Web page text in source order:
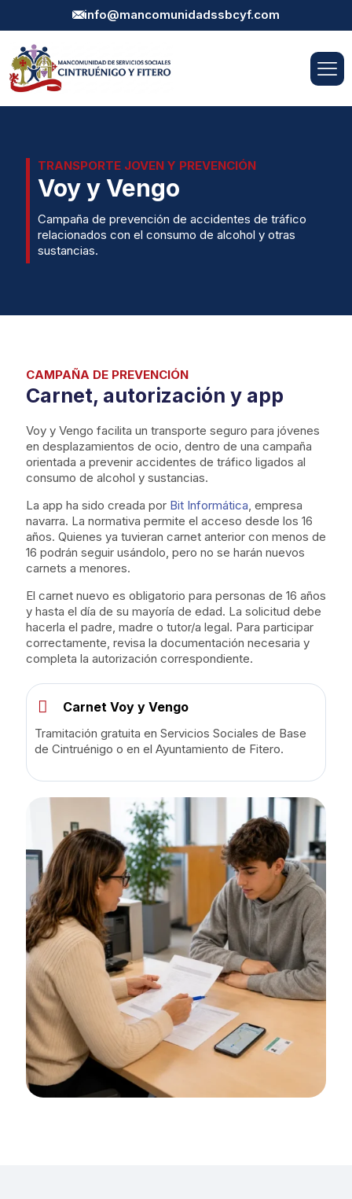
info@mancomunidadssbcyf.com
TRANSPORTE JOVEN Y PREVENCIÓN
Voy y Vengo
Campaña de prevención de accidentes de tráfico
relacionados con el consumo de alcohol y otras
sustancias.
CAMPAÑA DE PREVENCIÓN
Carnet, autorización y app
Voy y Vengo facilita un transporte seguro para jóvenes
en desplazamientos de ocio, dentro de una campaña
orientada a prevenir accidentes de tráfico ligados al
consumo de alcohol y sustancias.
La app ha sido creada por Bit Informática, empresa
navarra. La normativa permite el acceso desde los 16
años. Quienes ya tuvieran carnet anterior con menos de
16 podrán seguir usándolo, pero no se harán nuevos
carnets a menores.
El carnet nuevo es obligatorio para personas de 16 años
y hasta el día de su mayoría de edad. La solicitud debe
hacerla el padre, madre o tutor/a legal. Para participar
correctamente, revisa la documentación necesaria y
completa la autorización correspondiente.
Carnet Voy y Vengo
Tramitación gratuita en Servicios Sociales de Base
de Cintruénigo o en el Ayuntamiento de Fitero.